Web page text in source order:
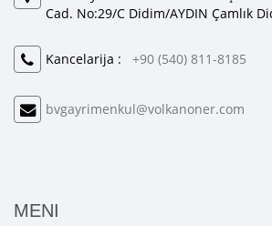
Cad. No:29/C Didim/AYDIN Çamlık
Kancelarija : +90 (540) 811-8185
bvgayrimenkul@volkanoner.com
MENI